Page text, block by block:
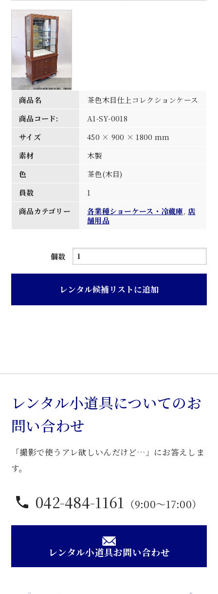
商品名
茶色木目仕上コレクションケース
商品コード:
A1-SY-0018
サイズ
450 × 900 × 1800 mm
素材
木製
色
茶色(木目)
員数
1
商品カテゴリー
各業種ショーケース・冷蔵庫, 店
舗用品
個数
茶
目
ョ
ン
ケ
ス
レンタル候補リストに追加
レンタル小道具についてのお
問い合わせ
「撮影で使うアレ欲しいんだけど…」にお答えしま
す。
042-484-1161 （9:00〜17:00）
レンタル小道具お問い合わせ